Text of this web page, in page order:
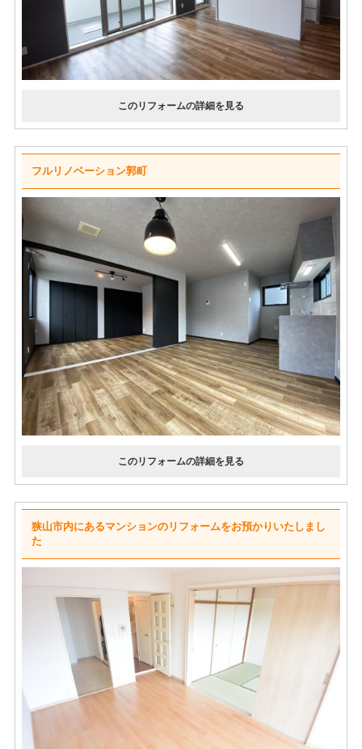
フルリノベーション郭町
狭山市内にあるマンションのリフォームをお預かりいたしまし
た